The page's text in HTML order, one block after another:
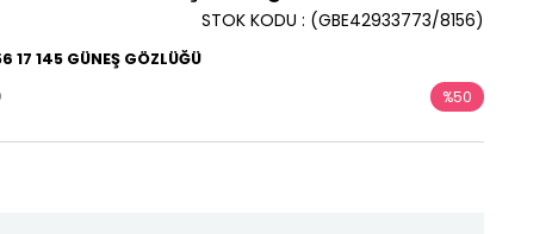
(GBE42933773/8156)
STOK KODU
17 145 GÜNEŞ GÖZLÜĞÜ
%50